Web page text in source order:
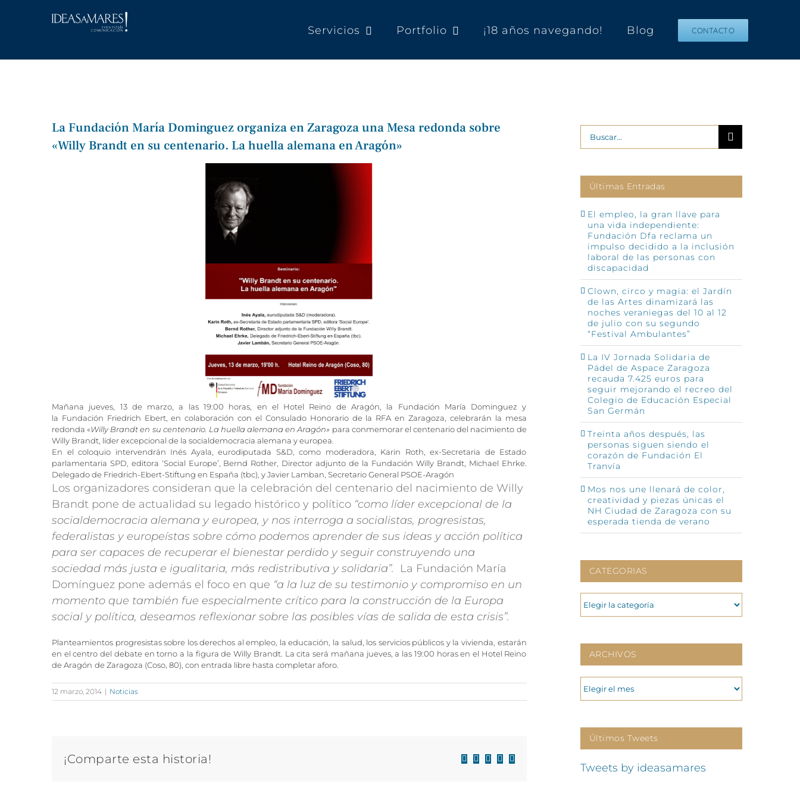
Servicios Portfolio ¡18 años navegando! Blog CONTACTO
La Fundación María Dominguez organiza en Zaragoza una Mesa redonda sobre
«Willy Brandt en su centenario. La huella alemana en Aragón»
Mañana jueves, 13 de marzo, a las 19:00 horas, en el Hotel Reino de Aragón, la Fundación María Dominguez y
la Fundación Friedrich Ebert, en colaboración con el Consulado Honorario de la RFA en Zaragoza, celebrarán la mesa
redonda «Willy Brandt en su centenario. La huella alemana en Aragón» para conmemorar el centenario del nacimiento de
Willy Brandt, líder excepcional de la socialdemocracia alemana y europea.
En el coloquio intervendrán Inés Ayala, eurodiputada S&D, como moderadora, Karin Roth, ex-Secretaria de Estado
parlamentaria SPD, editora ‘Social Europe’, Bernd Rother, Director adjunto de la Fundación Willy Brandt, Michael Ehrke.
Delegado de Friedrich-Ebert-Stiftung en España (tbc), y Javier Lamban, Secretario General PSOE-Aragón
Los organizadores consideran que la celebración del centenario del nacimiento de Willy
Brandt pone de actualidad su legado histórico y político “como líder excepcional de la
socialdemocracia alemana y europea, y nos interroga a socialistas, progresistas,
federalistas y europeístas sobre cómo podemos aprender de sus ideas y acción política
para ser capaces de recuperar el bienestar perdido y seguir construyendo una
sociedad más justa e igualitaria, más redistributiva y solidaria”. La Fundación María
Domínguez pone además el foco en que “a la luz de su testimonio y compromiso en un
momento que también fue especialmente crítico para la construcción de la Europa
social y política, deseamos reflexionar sobre las posibles vías de salida de esta crisis”.
Planteamientos progresistas sobre los derechos al empleo, la educación, la salud, los servicios públicos y la vivienda, estarán
en el centro del debate en torno a la figura de Willy Brandt. La cita será mañana jueves, a las 19:00 horas en el Hotel Reino
de Aragón de Zaragoza (Coso, 80), con entrada libre hasta completar aforo.
12 marzo, 2014 | Noticias
¡Comparte esta historia! Facebook
X LinkedIn
WhatsApp
Correo
Buscar:
Últimas Entradas
El empleo, la gran llave para
una vida independiente:
Fundación Dfa reclama un
impulso decidido a la inclusión
laboral de las personas con
discapacidad
Clown, circo y magia: el Jardín
de las Artes dinamizará las
noches veraniegas del 10 al 12
de julio con su segundo
“Festival Ambulantes”
La IV Jornada Solidaria de
Pádel de Aspace Zaragoza
recauda 7.425 euros para
seguir mejorando el recreo del
Colegio de Educación Especial
San Germán
Treinta años después, las
personas siguen siendo el
corazón de Fundación El
Tranvía
Mos nos une llenará de color,
creatividad y piezas únicas el
NH Ciudad de Zaragoza con su
esperada tienda de verano
CATEGORIAS
CATEGORIAS
ARCHIVOS
ARCHIVOS
Últimos Tweets
Tweets by ideasamares